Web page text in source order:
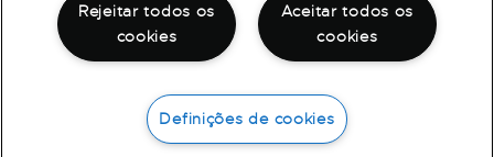
2026Todos os direitos reservados
Aceitar todos os
cookies
Rejeitar todos os
cookies
Definições de cookies